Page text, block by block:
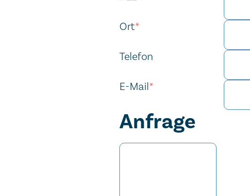
Ort*
Telefon
E-Mail*
Anfrage